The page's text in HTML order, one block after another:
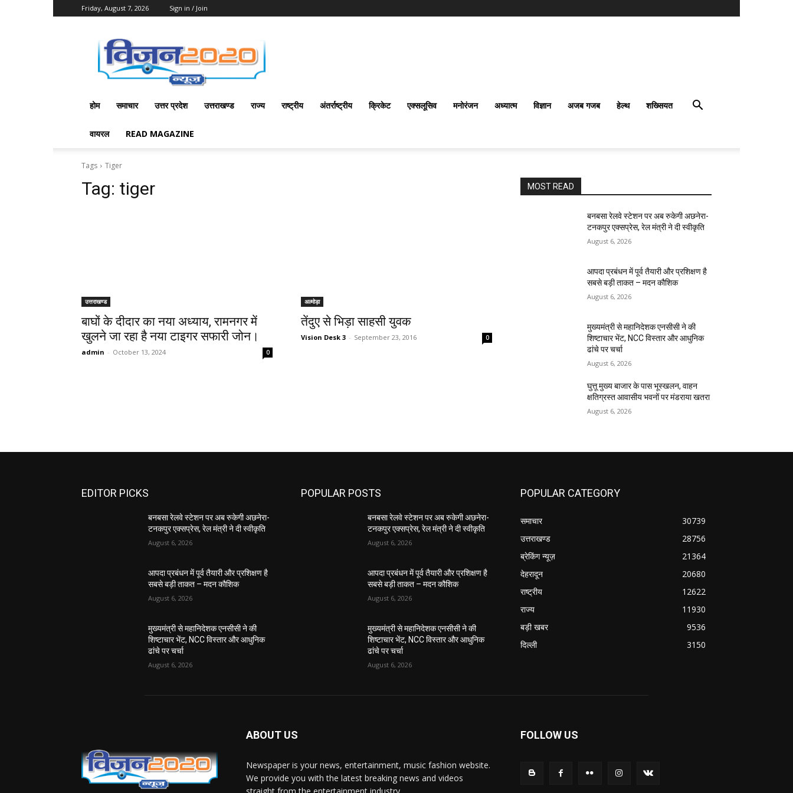
Friday, August 7, 2026 Sign in / Join
2020
News
होम समाचार उत्तर प्रदेश उत्तराखण्ड राज्य राष्ट्रीय अंतर्राष्‍ट्रीय क्रिकेट एक्सलूसिव मनोरंजन अध्यात्म विज्ञान अजब गजब हेल्थ शख्सियत
वायरल READ MAGAZINE
Tags Tiger
Tag: tiger
उत्तराखण्ड
बाघों के दीदार का नया अध्याय, रामनगर में
खुलने जा रहा है नया टाइगर सफारी जोन।
admin - October 13, 2024 0
अल्मोड़ा
तेंदुए से भिड़ा साहसी युवक
Vision Desk 3 - September 23, 2016 0
MOST READ
बनबसा रेलवे स्टेशन पर अब रुकेगी अछनेरा-
टनकपुर एक्सप्रेस, रेल मंत्री ने दी स्वीकृति
August 6, 2026
आपदा प्रबंधन में पूर्व तैयारी और प्रशिक्षण है
सबसे बड़ी ताकत – मदन कौशिक
August 6, 2026
मुख्यमंत्री से महानिदेशक एनसीसी ने की
शिष्टाचार भेंट, NCC विस्तार और आधुनिक
ढांचे पर चर्चा
August 6, 2026
घुत्तू मुख्य बाजार के पास भूस्खलन, वाहन
क्षतिग्रस्त आवासीय भवनों पर मंडराया खतरा
August 6, 2026
EDITOR PICKS
बनबसा रेलवे स्टेशन पर अब रुकेगी अछनेरा-
टनकपुर एक्सप्रेस, रेल मंत्री ने दी स्वीकृति
August 6, 2026
आपदा प्रबंधन में पूर्व तैयारी और प्रशिक्षण है
सबसे बड़ी ताकत – मदन कौशिक
August 6, 2026
मुख्यमंत्री से महानिदेशक एनसीसी ने की
शिष्टाचार भेंट, NCC विस्तार और आधुनिक
ढांचे पर चर्चा
August 6, 2026
POPULAR POSTS
बनबसा रेलवे स्टेशन पर अब रुकेगी अछनेरा-
टनकपुर एक्सप्रेस, रेल मंत्री ने दी स्वीकृति
August 6, 2026
आपदा प्रबंधन में पूर्व तैयारी और प्रशिक्षण है
सबसे बड़ी ताकत – मदन कौशिक
August 6, 2026
मुख्यमंत्री से महानिदेशक एनसीसी ने की
शिष्टाचार भेंट, NCC विस्तार और आधुनिक
ढांचे पर चर्चा
August 6, 2026
POPULAR CATEGORY
समाचार
30739
उत्तराखण्ड
28756
ब्रेकिंग न्यूज़
21364
देहरादून
20680
राष्ट्रीय
12622
राज्य
11930
बड़ी खबर
9536
दिल्ली
3150
ABOUT US
Newspaper is your news, entertainment, music fashion website.
We provide you with the latest breaking news and videos
FOLLOW US